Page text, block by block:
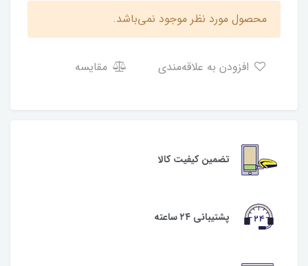
محصول مورد نظر موجود نمی‌باشد.
مقایسه
تضمین کیفیت کالا
پشتیبانی ۲۴ ساعته